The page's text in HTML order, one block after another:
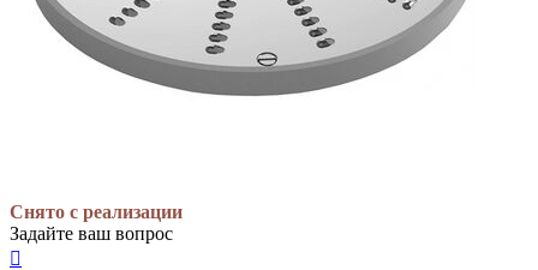
Снято с реализации
Задайте ваш вопрос
